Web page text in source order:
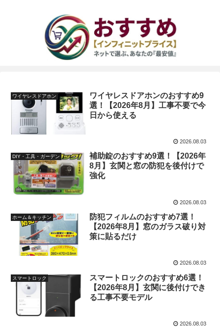
ワイヤレスドアホン
ワイヤレスドアホンのおすすめ9
選！【2026年8月】工事不要で今
日から使える
2026.08.03
DIY・工具・ガーデン
補助錠のおすすめ9選！【2026年
8月】玄関と窓の防犯を後付けで
強化
2026.08.03
ホーム＆キッチン
防犯フィルムのおすすめ7選！
【2026年8月】窓のガラス破り対
策に貼るだけ
2026.08.03
スマートロック
スマートロックのおすすめ6選！
【2026年8月】玄関に後付けでき
る工事不要モデル
2026.08.03